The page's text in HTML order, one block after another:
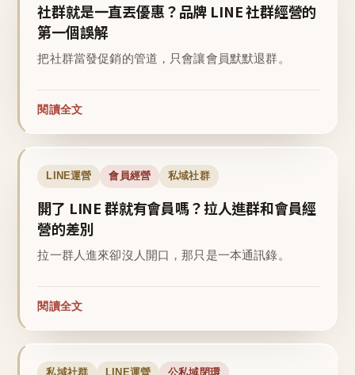
社群就是一直丟優惠？品牌 LINE 社群經營的
第一個誤解
把社群當發促銷的管道，只會讓會員默默退群。
閱讀全文
LINE運營 會員經營 私域社群
開了 LINE 群就有會員嗎？拉人進群和會員經
營的差別
拉一群人進來卻沒人開口，那只是一本通訊錄。
閱讀全文